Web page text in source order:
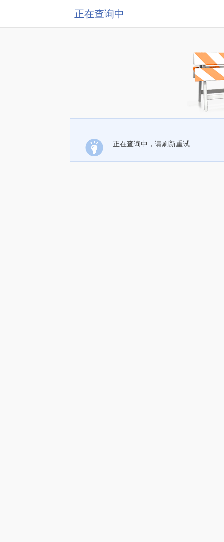
正在查询中
正在查询中，请刷新重试